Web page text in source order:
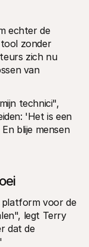
echter de
zonder
zich nu
van
technici",
'Het is een
blije mensen
platform voor de
legt Terry
dat de